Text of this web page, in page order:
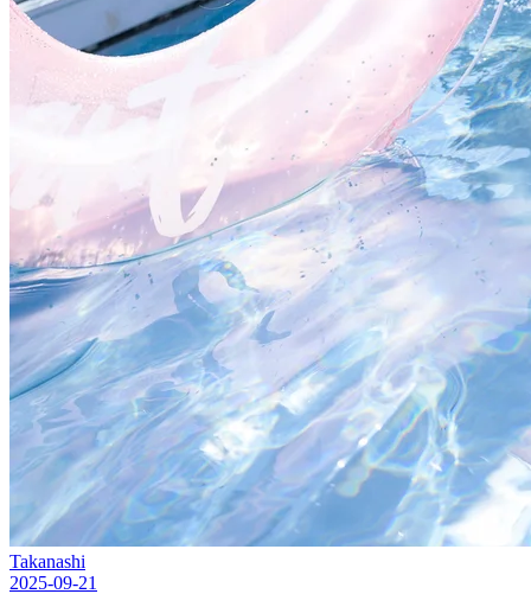
Takanashi
2025-09-21